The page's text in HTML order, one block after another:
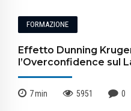
FORMAZIONE
Effetto Dunning
l’Overconfidence sul
7min 5951 0